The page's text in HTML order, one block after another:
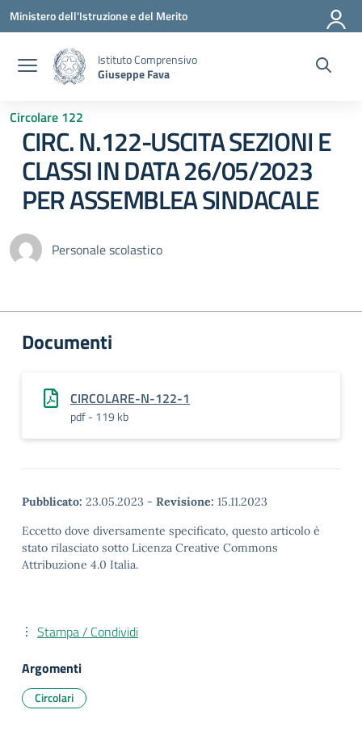
Vai ai contenuti
Vai al menu di navigazione
Vai al footer
Ministero dell'Istruzione e del Merito
Istituto Comprensivo
Giuseppe Fava
Circolare 122
CIRC. N.122-USCITA SEZIONI E
CLASSI IN DATA 26/05/2023
PER ASSEMBLEA SINDACALE
Personale scolastico
Documenti
CIRCOLARE-N-122-1
pdf - 119 kb
Pubblicato: 23.05.2023 - Revisione: 15.11.2023
Eccetto dove diversamente specificato, questo articolo è
stato rilasciato sotto Licenza Creative Commons
Attribuzione 4.0 Italia.
Stampa / Condividi
Argomenti
Circolari